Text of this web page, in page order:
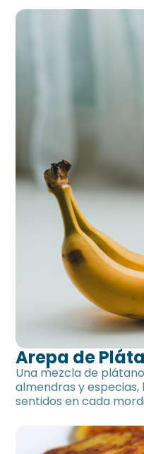
Arepa de
Una mezcla de
almendras y
sentidos en cada